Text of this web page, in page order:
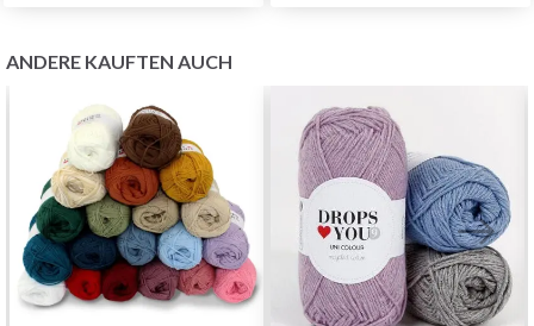
ANDERE KAUFTEN AUCH